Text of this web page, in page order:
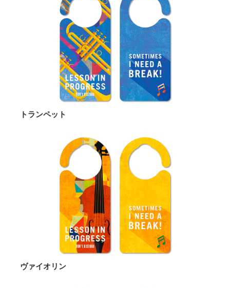
トランペット
ヴァイオリン